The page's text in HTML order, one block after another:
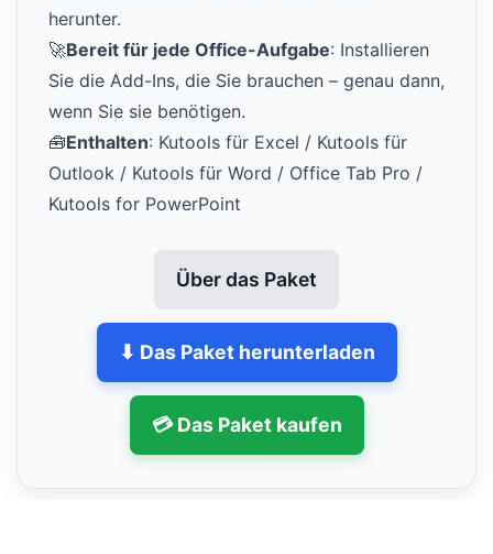
herunter.
🚀Bereit für jede Office-Aufgabe: Installieren
Sie die Add-Ins, die Sie brauchen – genau dann,
wenn Sie sie benötigen.
🧰Enthalten: Kutools für Excel / Kutools für
Outlook / Kutools für Word / Office Tab Pro /
Kutools for PowerPoint
Über das Paket
⬇ Das Paket herunterladen
💳 Das Paket kaufen